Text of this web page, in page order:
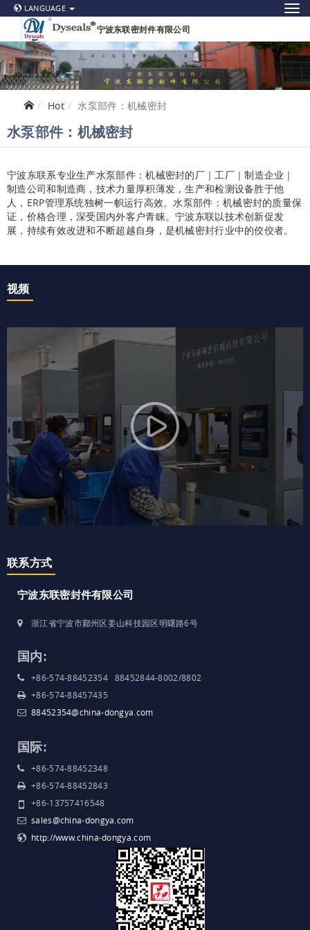
LANGUAGE
宁波东联密封件有限公司
Hot 水泵部件：机械密封
水泵部件：机械密封
宁波东联系专业生产水泵部件：机械密封的厂｜工厂｜制造企业｜
制造公司和制造商，技术力量厚积薄发，生产和检测设备胜于他
人， ERP管理系统独树一帜运行高效。水泵部件：机械密封的质量保
证，价格合理，深受国内外客户青睐。宁波东联以技术创新促发
展，持续有效改进和不断超越自身，是机械密封行业中的佼佼者。
视频
联系方式
宁波东联密封件有限公司
浙江省宁波市鄞州区姜山科技园区明曙路6号
国内:
+86-574-88452354 88452844-8002/8802
+86-574-88457435
88452354@china-dongya.com
国际:
+86-574-88452348
+86-574-88452843
+86-13757416548
sales@china-dongya.com
http://www.china-dongya.com